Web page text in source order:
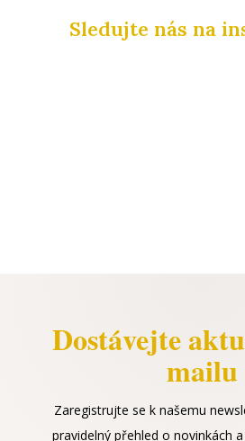
Sledujte nás na
Dostávejte
mailu
Zaregistrujte se k našemu
pravidelný přehled o novinkách